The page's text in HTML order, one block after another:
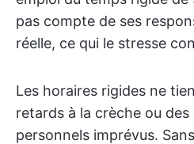
pas compte de ses
réelle, ce qui le stresse
Les horaires rigides ne
retards à la crèche ou
personnels imprévus.